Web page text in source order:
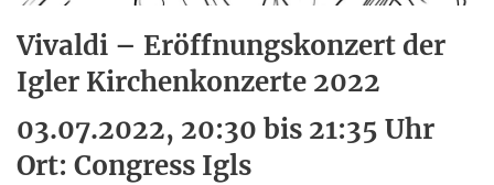
Vivaldi – Eröffnungskonzert der
Igler Kirchenkonzerte 2022
03.07.2022, 20:30 bis 21:35 Uhr
Ort: Congress Igls